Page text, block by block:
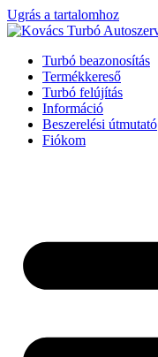
Ugrás a tartalomhoz
Turbó beazonosítás
Termékkereső
Turbó felújítás
Információ
Beszerelési útmutató
Fiókom